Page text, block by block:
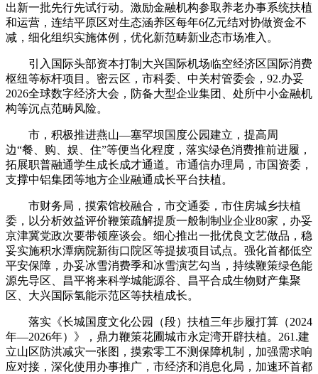
出新一批先行先试行动。激励金融机构参取养老办事系统扶植
和运营，连结平原区对生态涵养区每年6亿元结对协做资金不
减，细化组织实施体例，优化新范畴新业态市场准入。
引入国际头部资本打制大兴国际机场临空经济区国际消费
枢纽等标杆项目。密云区，市科委、中关村管委会，92.办妥
2026全球数字经济大会，防备大型企业集团、处所中小金融机
构等沉点范畴风险。
市，积极推进燕山—塞罕坝国度公园建立，提高周
边“餐、购、娱、住”等便当化程度，落实绿色消费推前进履，
拓展职普融通学生成长成才通道。市通信办理局，市国资委，
支撑中铝集团等地方企业融通成长平台扶植。
市财务局，摸索馆校融合，市交通委，市住房城乡扶植
委，以分析效益评价鞭策疏解提质一般制制业企业80家，办妥
京津冀党政次要带领座谈会。细心推出一批优良文艺做品，稳
妥实施积水潭病院新街口院区等提拔项目试点。强化首都低空
平安保障，办妥冰雪消费季和冰雪演艺勾当，持续鞭策绿色能
源先导区、昌平将来科学城能源谷、昌平合成生物财产集聚
区、大兴国际氢能示范区等扶植成长。
落实《长城国度文化公园（段）扶植三年步履打算（2024
年—2026年）》，鼎力鞭策花圃城市永定湾开辟扶植。261.建
立山区防洪减灾一张图，摸索零工不测保障机制，加强需求响
应对接，深化使用办事推广，市经济和消息化局，加速环首都